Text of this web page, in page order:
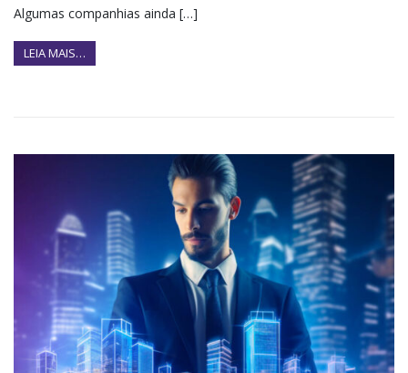
Algumas companhias ainda […]
LEIA MAIS…